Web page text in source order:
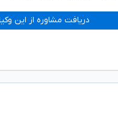
دریافت مشاوره از این